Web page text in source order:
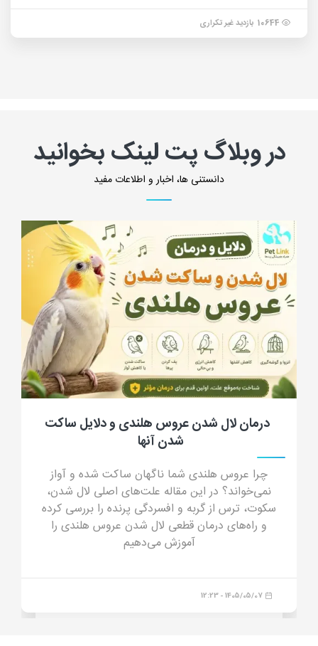
10644 بازدید غیر تکراری
در وبلاگ پت لینک بخوانید
دانستنی ها، اخبار و اطلاعات مفید
جرب گوش گربه؛ علائم، علت، تشخیص، درمان
و پیشگیری از کنه گوش گربه
جرب گوش گربه چیست؟ در این مقاله جامع با علائم
جرب گوش (ترشحات شبیه پودر قهوه)، دلایل انتقال،
خطرات درمان خانگی و داروهای مدرن درمان قطعی
آشنا شوید.
1405/04/23 - 16:44